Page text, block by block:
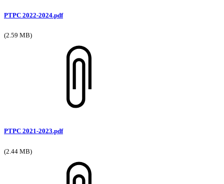
PTPC 2022-2024.pdf
(2.59 MB)
PTPC 2021-2023.pdf
(2.44 MB)